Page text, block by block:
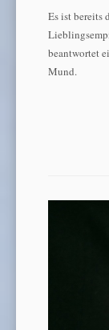
Es ist bereits
beantwortet
Mund.